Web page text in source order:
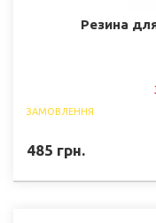
Резина
ЗАМОВЛЕННЯ
485 грн.